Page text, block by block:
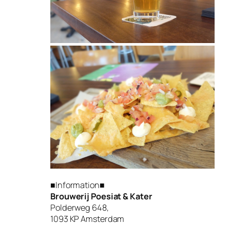
■Information■
Brouwerij Poesiat & Kater
Polderweg 648,
1093 KP Amsterdam